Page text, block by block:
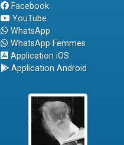
Facebook
YouTube
WhatsApp
WhatsApp Femmes
Application iOS
Application Android